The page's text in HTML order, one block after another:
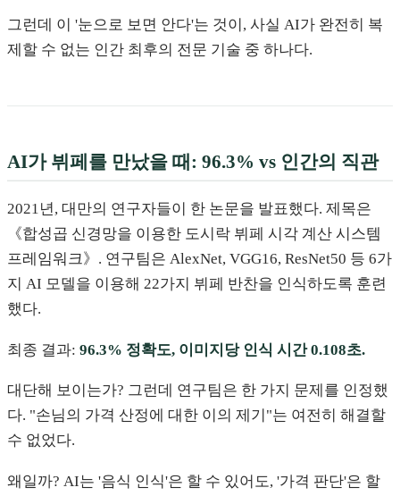
그런데 이 '눈으로 보면 안다'는 것이, 사실 AI가 완전히 복
제할 수 없는 인간 최후의 전문 기술 중 하나다.
AI가 뷔페를 만났을 때: 96.3% vs 인간의 직관
2021년, 대만의 연구자들이 한 논문을 발표했다. 제목은
《합성곱 신경망을 이용한 도시락 뷔페 시각 계산 시스템
프레임워크》. 연구팀은 AlexNet, VGG16, ResNet50 등 6가
지 AI 모델을 이용해 22가지 뷔페 반찬을 인식하도록 훈련
했다.
최종 결과: 96.3% 정확도, 이미지당 인식 시간 0.108초.
대단해 보이는가? 그런데 연구팀은 한 가지 문제를 인정했
다. "손님의 가격 산정에 대한 이의 제기"는 여전히 해결할
수 없었다.
왜일까? AI는 '음식 인식'은 할 수 있어도, '가격 판단'은 할